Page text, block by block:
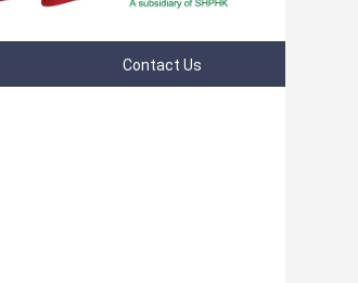
Contact Us